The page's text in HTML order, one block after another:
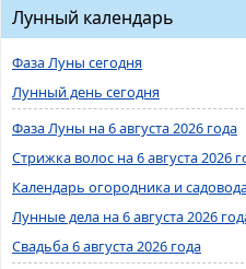
Лунный календарь
Фаза Луны сегодня
Лунный день сегодня
Фаза Луны на 6 августа 2026 года
Стрижка волос на 6 августа 2026
Календарь огородника и
Лунные дела на 6 августа 2026
Свадьба 6 августа 2026 года